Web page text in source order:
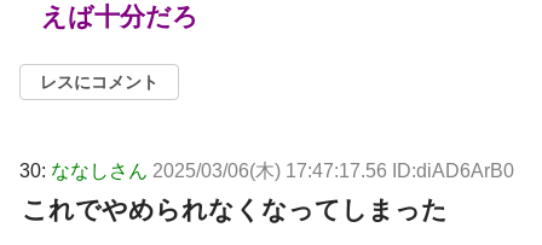
えば十分だろ
レスにコメント
30: ななしさん 2025/03/06(木) 17:47:17.56 ID:diAD6ArB0
これでやめられなくなってしまった